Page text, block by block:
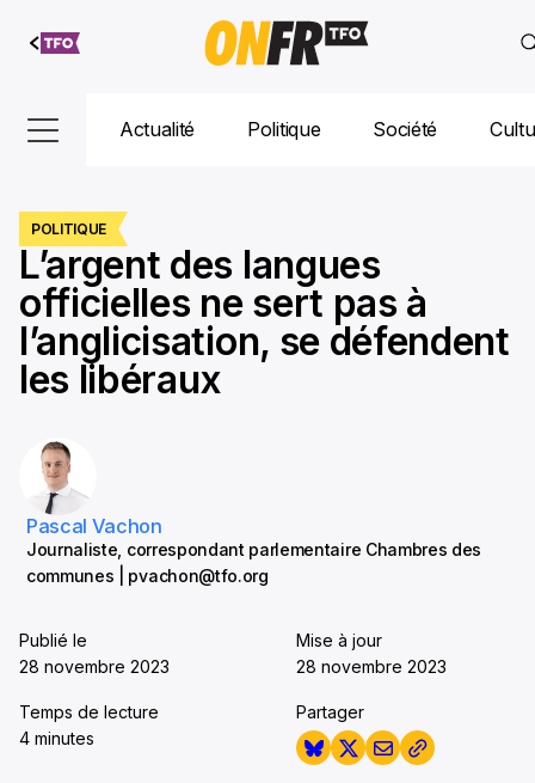
Aller au
contenu
Actualité Politique Société
POLITIQUE
L’argent des langues
officielles ne sert pas à
l’anglicisation, se défendent
les libéraux
Pascal Vachon
Journaliste, correspondant parlementaire Chambres des
communes | pvachon@tfo.org
Publié le
28 novembre 2023
Mise à jour
28 novembre 2023
Temps de lecture
4 minutes
Partager